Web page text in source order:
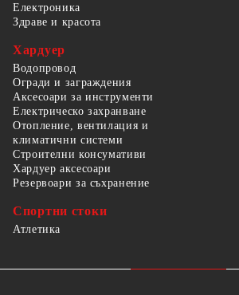
Електроника
Здраве и красота
Хардуер
Водопровод
Огради и заграждения
Аксесоари за инструменти
Електрическо захранване
Отопление, вентилация и
климатични системи
Строителни консумативи
Хардуер аксесоари
Резервоари за съхранение
Спортни стоки
Атлетика